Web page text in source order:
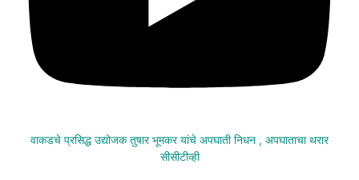
वाकडचे प्रसिद्ध उद्योजक तुषार भूमकर यांचे अपघाती निधन , अपघाताचा थरार
सीसीटीव्ही